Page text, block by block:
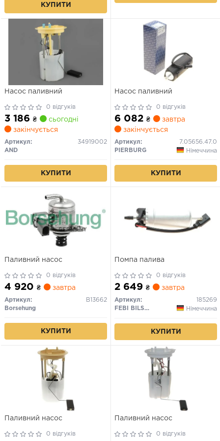
КУПИТИ
Насос паливний
0 відгуків
3 186 ₴
сьогодні
закінчується
Артикул:
34919002
AND
КУПИТИ
Насос паливний
0 відгуків
6 082 ₴
завтра
закінчується
Артикул:
7.05656.47.0
PIERBURG
Німеччина
КУПИТИ
Паливний насос
0 відгуків
4 920 ₴ завтра
Артикул:
B13662
Borsehung
КУПИТИ
Помпа палива
0 відгуків
2 649 ₴ завтра
Артикул:
185269
FEBI BILSTEIN
Німеччина
КУПИТИ
Паливний насос
0 відгуків
Паливний насос
0 відгуків